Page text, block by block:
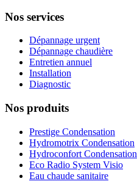
Nos services
Dépannage urgent
Dépannage chaudière
Entretien annuel
Installation
Diagnostic
Nos produits
Prestige Condensation
Hydromotrix Condensation
Hydroconfort Condensation
Eco Radio System Visio
Eau chaude sanitaire